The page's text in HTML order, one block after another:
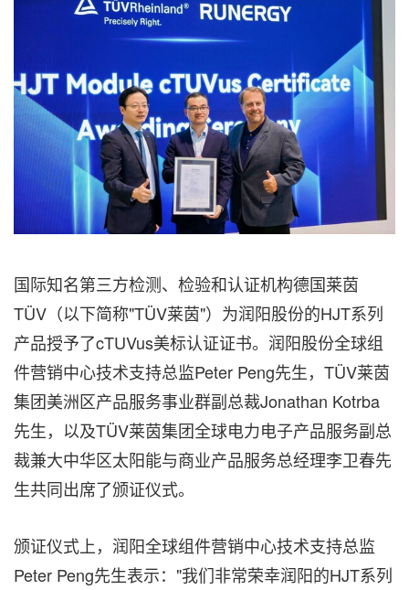
国际知名第三方检测、检验和认证机构德国莱茵
TÜV（以下简称"TÜV莱茵"）为润阳股份的HJT系列
产品授予了cTUVus美标认证证书。润阳股份全球组
件营销中心技术支持总监Peter Peng先生，TÜV莱茵
集团美洲区产品服务事业群副总裁Jonathan Kotrba
先生，以及TÜV莱茵集团全球电力电子产品服务副总
裁兼大中华区太阳能与商业产品服务总经理李卫春先
生共同出席了颁证仪式。
颁证仪式上，润阳全球组件营销中心技术支持总监
Peter Peng先生表示："我们非常荣幸润阳的HJT系列